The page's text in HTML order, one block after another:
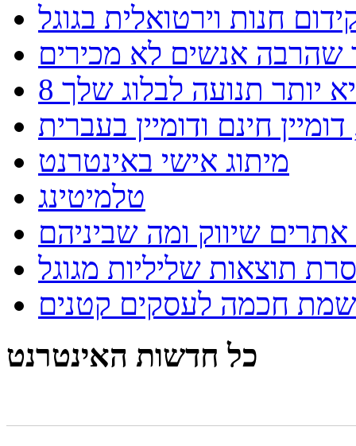
חנות וירטואלית בגוגל
יותר תנועה לבלוג שלך
חינם ודומיין בעברית
מיתוג אישי באינטרנט
טלמיטינג
אתרים שיווק ומה שביניהם
תוצאות שליליות מגוגל
חכמה לעסקים קטנים
כל חדשות האינטרנט